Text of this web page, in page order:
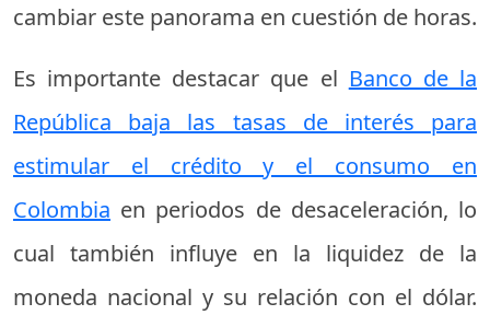
cambiar este panorama en cuestión de horas.
Es importante destacar que el Banco de la
República baja las tasas de interés para
estimular el crédito y el consumo en
Colombia en periodos de desaceleración, lo
cual también influye en la liquidez de la
moneda nacional y su relación con el dólar.